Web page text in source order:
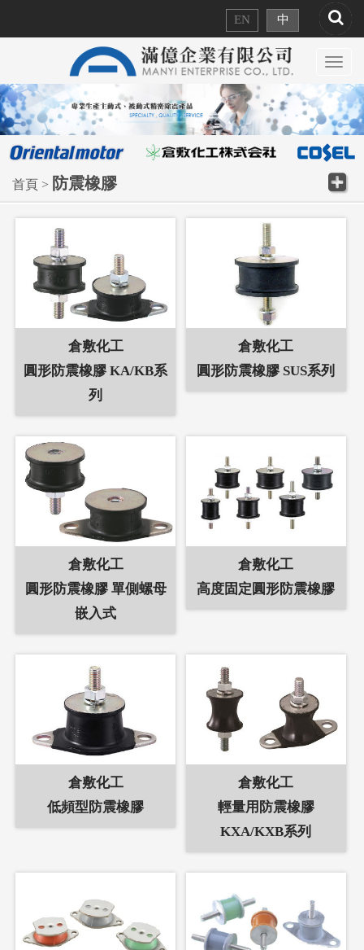
EN 中
首頁 > 防震橡膠
倉敷化工
圓形防震橡膠 KA/KB系
列
倉敷化工
圓形防震橡膠 SUS系列
倉敷化工
圓形防震橡膠 單側螺母
嵌入式
倉敷化工
高度固定圓形防震橡膠
倉敷化工
低頻型防震橡膠
倉敷化工
輕量用防震橡膠
KXA/KXB系列